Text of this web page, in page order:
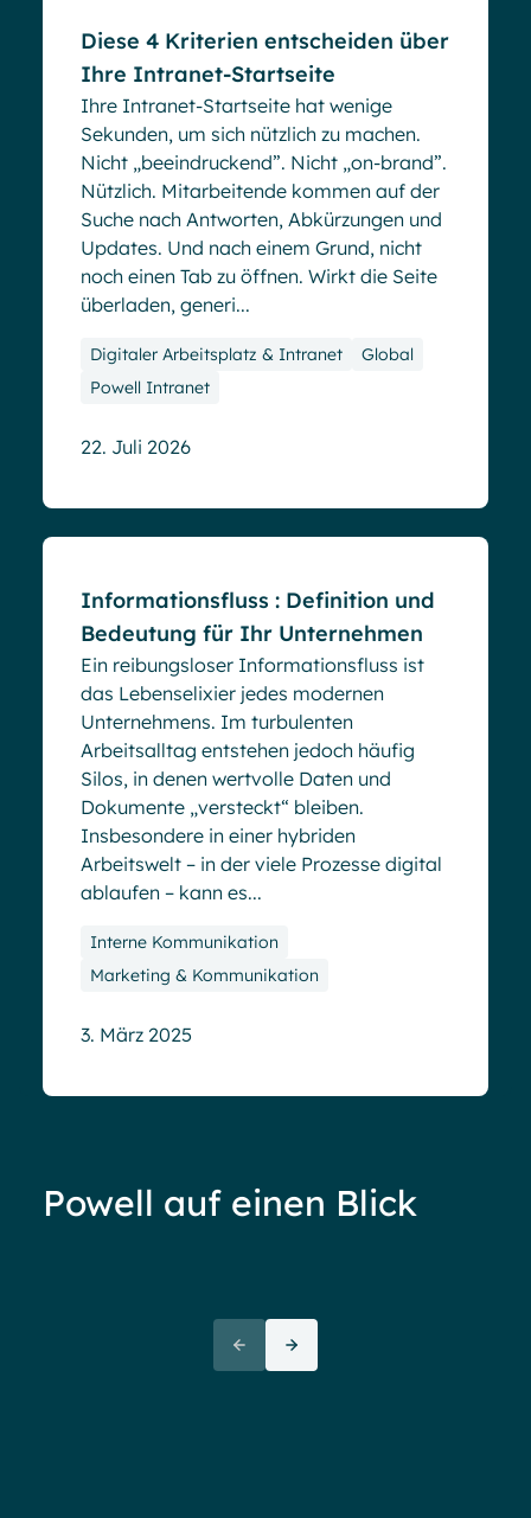
Diese 4 Kriterien entscheiden über
Ihre Intranet-Startseite
Ihre Intranet-Startseite hat wenige
Sekunden, um sich nützlich zu machen.
Nicht „beeindruckend”. Nicht „on-brand”.
Nützlich. Mitarbeitende kommen auf der
Suche nach Antworten, Abkürzungen und
Updates. Und nach einem Grund, nicht
noch einen Tab zu öffnen. Wirkt die Seite
überladen, generi...
Digitaler Arbeitsplatz & Intranet
Global
Powell Intranet
22. Juli 2026
Informationsfluss : Definition und
Bedeutung für Ihr Unternehmen
Ein reibungsloser Informationsfluss ist
das Lebenselixier jedes modernen
Unternehmens. Im turbulenten
Arbeitsalltag entstehen jedoch häufig
Silos, in denen wertvolle Daten und
Dokumente „versteckt“ bleiben.
Insbesondere in einer hybriden
Arbeitswelt – in der viele Prozesse digital
ablaufen – kann es...
Interne Kommunikation
Marketing & Kommunikation
3. März 2025
Powell auf einen Blick
72+